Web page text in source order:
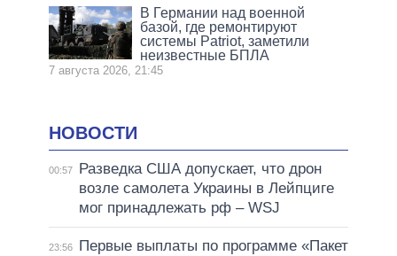
В Германии над военной
базой, где ремонтируют
системы Patriot, заметили
неизвестные БПЛА
7 августа 2026, 21:45
НОВОСТИ
00:57
Разведка США допускает, что дрон
возле самолета Украины в Лейпциге
мог принадлежать рф – WSJ
23:56
Первые выплаты по программе «Пакет